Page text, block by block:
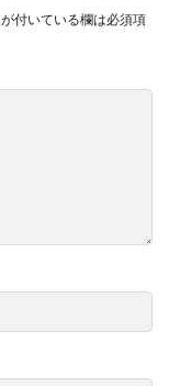
が付いている欄は必須項